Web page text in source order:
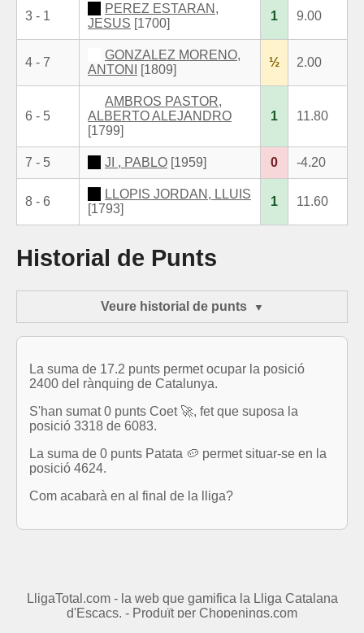
3 - 1
PEREZ ESTARAN,
JESUS [1700]
1 9.00
4 - 7
GONZALEZ MORENO,
ANTONI
[1809]
½ 2.00
6 - 5
AMBROS PASTOR,
ALBERTO ALEJANDRO
[1799]
1 11.80
7 - 5 JI , PABLO [1959] 0 -4.20
8 - 6
LLOPIS JORDAN, LLUIS
[1793]
1 11.60
Historial de Punts
Veure historial de punts
La suma de 17.2 punts permet ocupar la posició
2400 del rànquing de Catalunya.
S'han sumat 0 punts Coet 🚀, fet que suposa la
posició 3318 de 6083.
La suma de 0 punts Patata 🥔 permet situar-se en la
posició 4624.
Com acabarà en al final de la lliga?
LligaTotal.com - la web que gamifica la Lliga Catalana
d'Escacs. - Produït per Chopenings.com